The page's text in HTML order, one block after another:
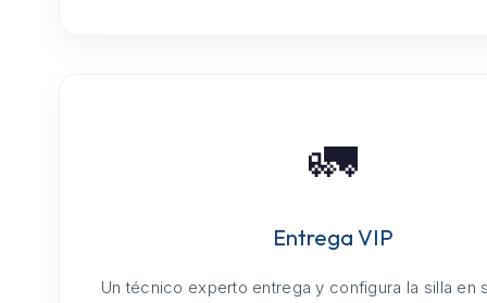
🚛
Entrega VIP
Un técnico experto entrega y configura la silla en